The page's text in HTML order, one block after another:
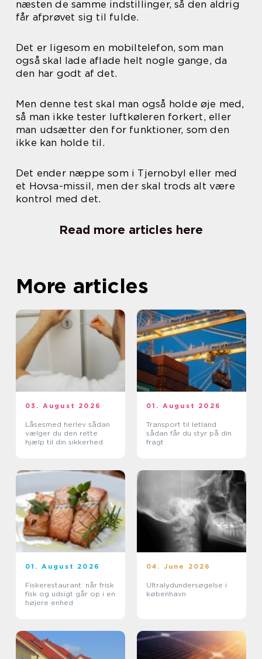
næsten de samme indstillinger, så den aldrig
får afprøvet sig til fulde.
Det er ligesom en mobiltelefon, som man
også skal lade aflade helt nogle gange, da
den har godt af det.
Men denne test skal man også holde øje med,
så man ikke tester luftkøleren forkert, eller
man udsætter den for funktioner, som den
ikke kan holde til.
Det ender næppe som i Tjernobyl eller med
et Hovsa-missil, men der skal trods alt være
kontrol med det.
Read more articles here
More articles
03. August 2026
Låsesmed herlev sådan
vælger du den rette
hjælp til din sikkerhed
01. August 2026
Transport til letland
sådan får du styr på din
fragt
01. August 2026
Fiskerestaurant: når frisk
fisk og udsigt går op i en
højere enhed
04. June 2026
Ultralydundersøgelse i
københavn